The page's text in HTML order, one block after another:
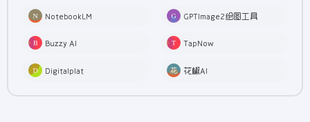
NotebookLM GPTImage2绘图工具
Buzzy AI TapNow
Digitalplat 花椒AI